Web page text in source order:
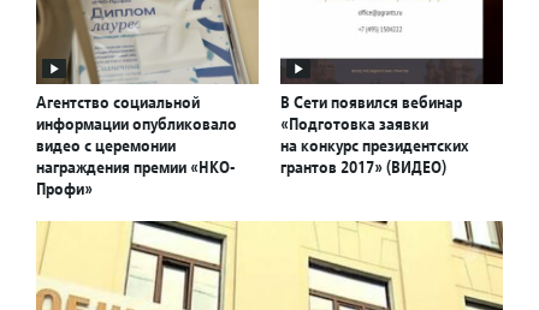
Агентство социальной
информации опубликовало
видео с церемонии
награждения премии «НКО-
Профи»
В Сети появился вебинар
«Подготовка заявки
на конкурс президентских
грантов 2017» (ВИДЕО)